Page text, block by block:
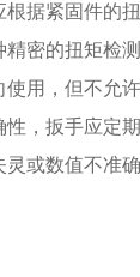
根据紧固件的
精密的扭矩检
使用，但不允
，扳手应定
灵或数值不准